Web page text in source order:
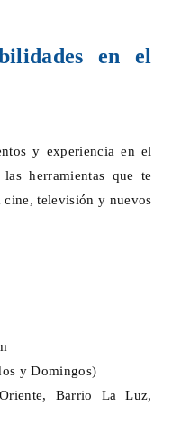
en el
y experiencia en el
herramientas que te
televisión y nuevos
y Domingos)
Barrio La Luz,